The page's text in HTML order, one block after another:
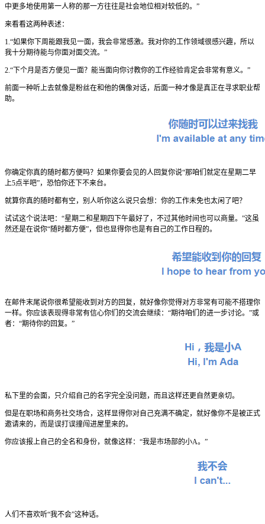
中更多地使用第一人称的那一方往往是社会地位相对较低的。”
来看看这两种表述：
1.“如果你下周能跟我见一面，我会非常感激。我对你的工作领域很感兴趣，所以
我十分期待能与你面对面交流。”
2.“下个月是否方便见一面？能当面向你讨教你的工作经验肯定会非常有意义。”
前面一种听上去就像是粉丝在和他的偶像对话，后面一种才像是真正在寻求职业帮
助。
你确定你真的随时都方便吗？如果你要会见的人回复你说“那咱们就定在星期二早
上5点半吧”，恐怕你还下不来台。
就算你真的随时都有空，别人听你这么说只会想：你的工作未免也太闲了吧？
试试这个说法吧：“星期二和星期四下午最好了，不过其他时间也可以商量。”这虽
然还是在说你“随时都方便”，但也显得你也是有自己的工作日程的。
在邮件末尾说你很希望能收到对方的回复，就好像你觉得对方非常有可能不搭理你
一样。你应该表现得非常有信心你们的交流会继续：“期待咱们的进一步讨论。”或
者：“期待你的回复。”
私下里的会面，只介绍自己的名字完全没问题，而且这样还更自然更亲切。
但是在职场和商务社交场合，这样显得你对自己充满不确定，就好像你不是被正式
邀请来的，而是误打误撞闯进屋里来的。
你应该报上自己的全名和身份，就像这样：“我是市场部的小A。”
人们不喜欢听“我不会”这种话。